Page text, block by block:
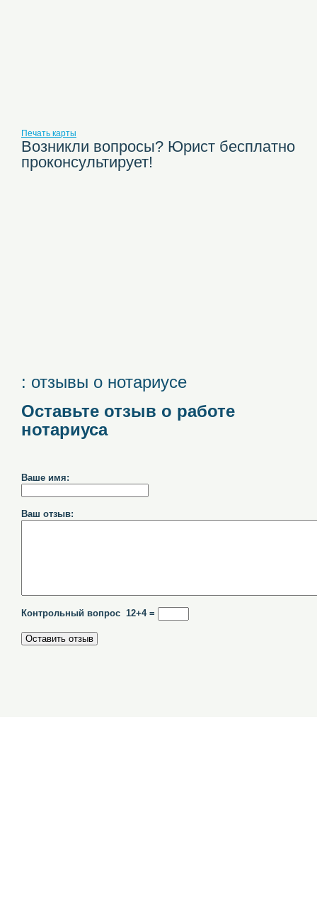
Печать карты
Возникли вопросы? Юрист бесплатно
проконсультирует!
: отзывы о нотариусе
Оставьте отзыв о работе
нотариуса
Ваше имя:
Ваш отзыв:
Контрольный вопрос 12+4 =